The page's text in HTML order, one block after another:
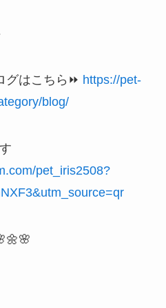
はこちら⏩ https://pet-
blog/
pet_iris2508?